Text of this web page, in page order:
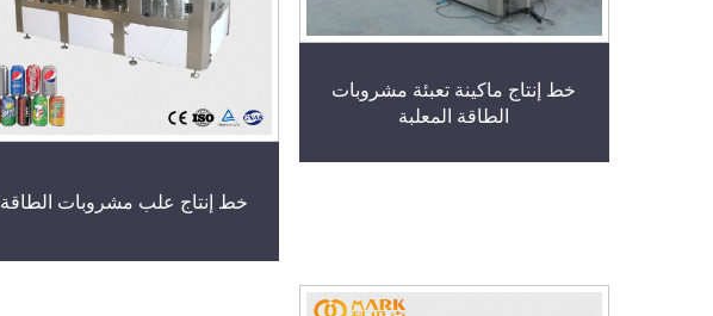
خط إنتاج ماكينة تعبئة مشروبات
الطاقة المعلبة
خط إنتاج علب مشروبات الطاقة